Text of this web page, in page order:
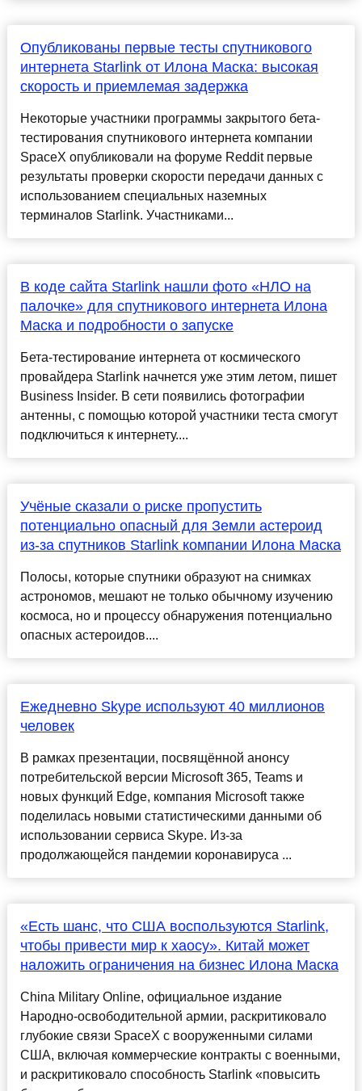
Опубликованы первые тесты спутникового
интернета Starlink от Илона Маска: высокая
скорость и приемлемая задержка
Некоторые участники программы закрытого бета-
тестирования спутникового интернета компании
SpaceX опубликовали на форуме Reddit первые
результаты проверки скорости передачи данных с
использованием специальных наземных
терминалов Starlink. Участниками...
В коде сайта Starlink нашли фото «НЛО на
палочке» для спутникового интернета Илона
Маска и подробности о запуске
Бета-тестирование интернета от космического
провайдера Starlink начнется уже этим летом, пишет
Business Insider. В сети появились фотографии
антенны, с помощью которой участники теста смогут
подключиться к интернету....
Учёные сказали о риске пропустить
потенциально опасный для Земли астероид
из-за спутников Starlink компании Илона Маска
Полосы, которые спутники образуют на снимках
астрономов, мешают не только обычному изучению
космоса, но и процессу обнаружения потенциально
опасных астероидов....
Ежедневно Skype используют 40 миллионов
человек
В рамках презентации, посвящённой анонсу
потребительской версии Microsoft 365, Teams и
новых функций Edge, компания Microsoft также
поделилась новыми статистическими данными об
использовании сервиса Skype. Из-за
продолжающейся пандемии коронавируса ...
«Есть шанс, что США воспользуются Starlink,
чтобы привести мир к хаосу». Китай может
наложить ограничения на бизнес Илона Маска
Сhina Military Online, официальное издание
Народно-освободительной армии, раскритиковало
глубокие связи SpaceX с вооруженными силами
США, включая коммерческие контракты с военными,
и раскритиковало способность Starlink «повысить